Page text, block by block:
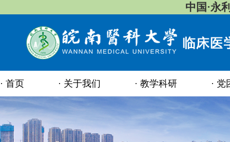
中国·永
首页 关于我们 教学科研 党